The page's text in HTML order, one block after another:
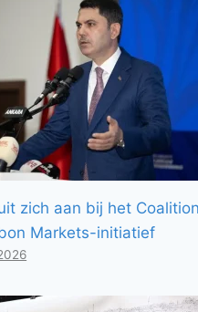
zich aan bij het
Markets-initiatief